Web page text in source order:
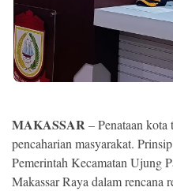
Memori
MAKASSAR– Penataan
pencaharian masyarakat.
Pemerintah Kecamatan Ujung
Makassar Raya dalam rencana